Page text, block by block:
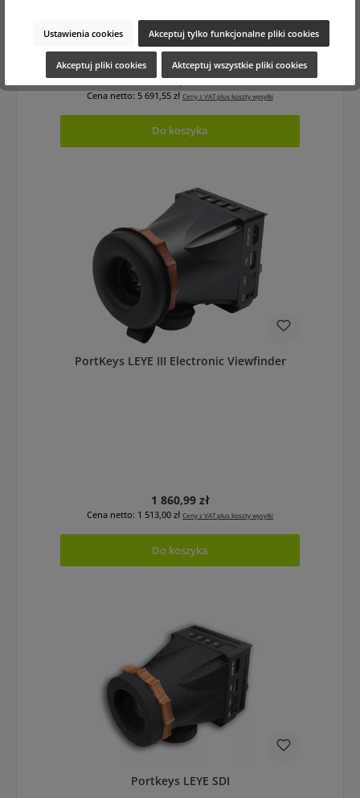
Cena regularna:
7 000,61 zł
Cena netto: 5 691,55 zł Ceny z VAT plus koszty wysyłki
Do koszyka
PortKeys LEYE III Electronic Viewfinder
Cena regularna:
1 860,99 zł
Cena netto: 1 513,00 zł Ceny z VAT plus koszty wysyłki
Do koszyka
Portkeys LEYE SDI
Ustawienia cookies Akceptuj tylko funkcjonalne pliki cookies
Akceptuj pliki cookies Aktceptuj wszystkie pliki cookies